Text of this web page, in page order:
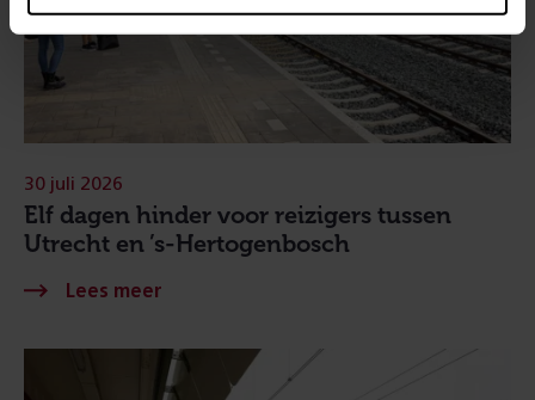
Elf dagen hinder voor reizigers tussen
Utrecht en ’s-Hertogenbosch
30 juli 2026